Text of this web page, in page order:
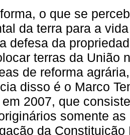
o que se
da terra para a
defesa da
terras da União
de reforma
disso é o Marco
2007, que
somente
da